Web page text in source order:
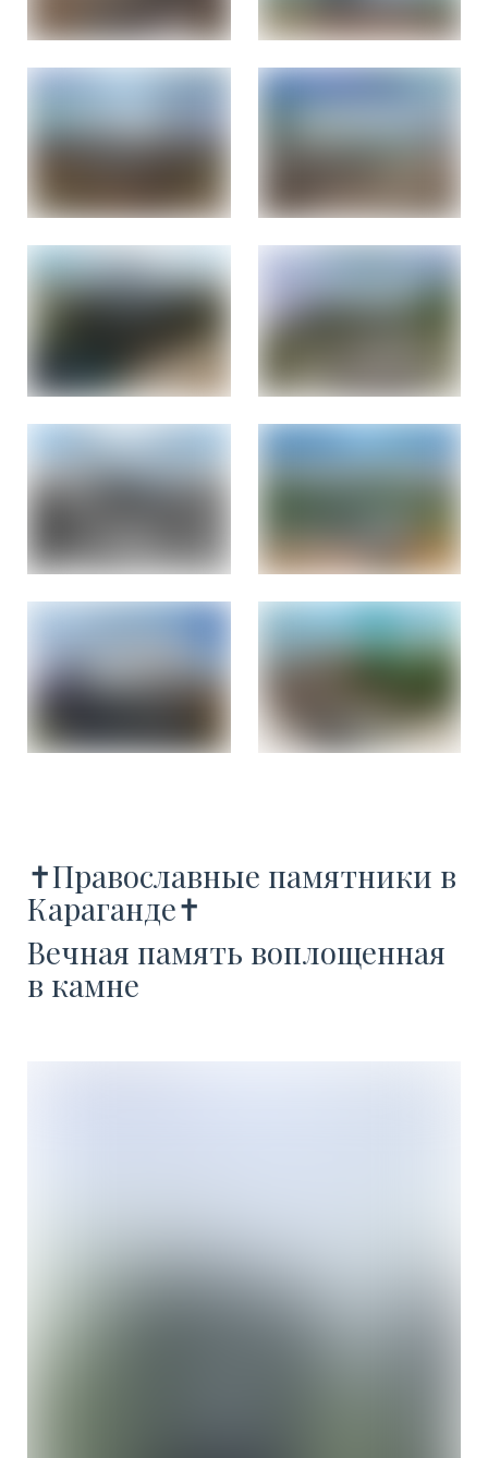
✝️Православные памятники в
Караганде✝️
Вечная память воплощенная
в камне